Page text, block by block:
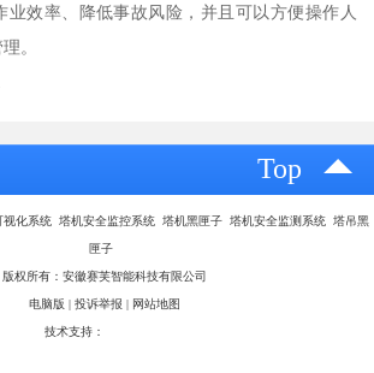
业效率、降低事故风险，并且可以方便操作人
。
Top
视化系统 塔机安全监控系统 塔机黑匣子 塔机安全监测系统 塔吊黑
匣子
版权所有：安徽赛芙智能科技有限公司
电脑版 | 投诉举报 | 网站地图
技术支持：